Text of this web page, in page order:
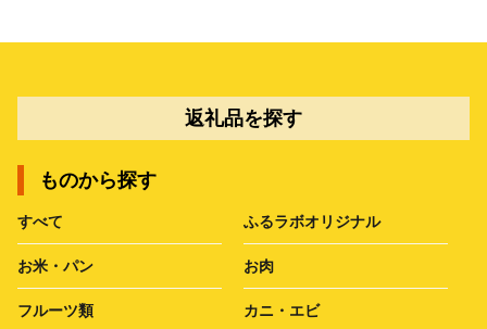
返礼品を探す
ものから探す
すべて ふるラボオリジナル
お米・パン お肉
フルーツ類 カニ・エビ